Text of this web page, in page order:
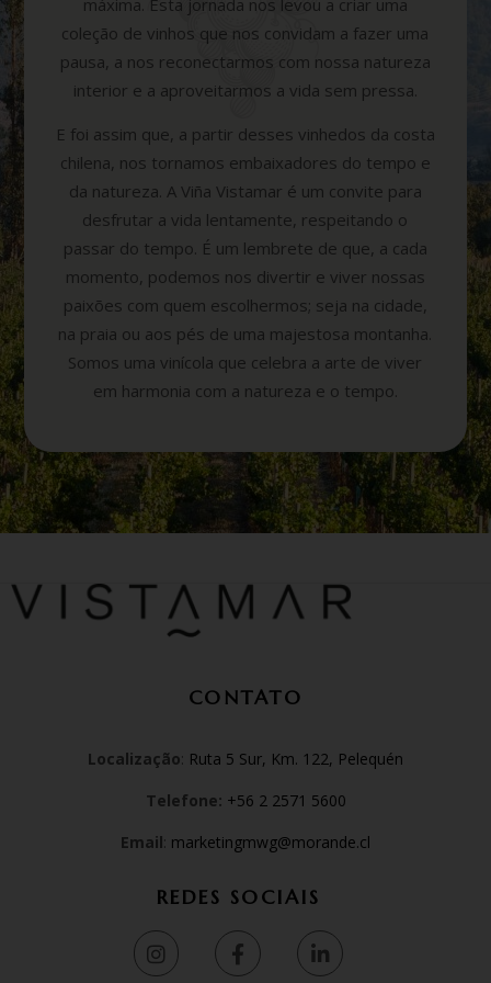
máxima. Esta jornada nos levou a criar uma
coleção de vinhos que nos convidam a fazer uma
pausa, a nos reconectarmos com nossa natureza
interior e a aproveitarmos a vida sem pressa.
E foi assim que, a partir desses vinhedos da costa
chilena, nos tornamos embaixadores do tempo e
da natureza. A Viña Vistamar é um convite para
desfrutar a vida lentamente, respeitando o
passar do tempo. É um lembrete de que, a cada
momento, podemos nos divertir e viver nossas
paixões com quem escolhermos; seja na cidade,
na praia ou aos pés de uma majestosa montanha.
Somos uma vinícola que celebra a arte de viver
em harmonia com a natureza e o tempo.
CONTATO
Localização: Ruta 5 Sur, Km. 122, Pelequén
Telefone: +56 2 2571 5600
Email: marketingmwg@morande.cl
REDES SOCIAIS